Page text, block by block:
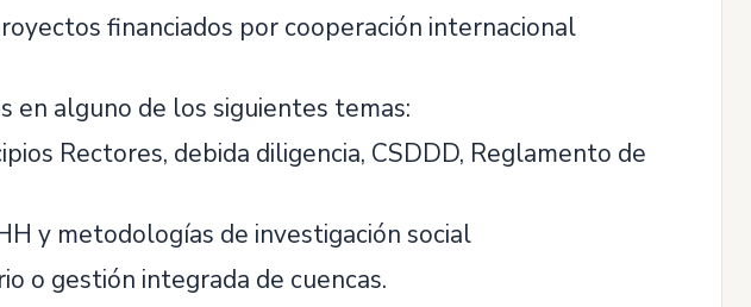
financiados por cooperación internacional
en alguno de los siguientes temas:
Rectores, debida diligencia, CSDDD, Reglamento de
y metodologías de investigación social
o gestión integrada de cuencas.